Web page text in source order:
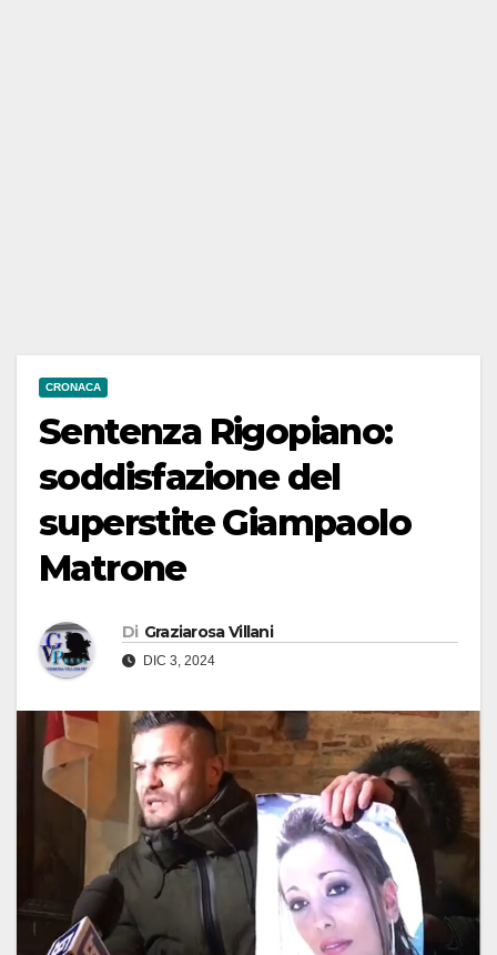
CRONACA
Sentenza Rigopiano:
soddisfazione del
superstite Giampaolo
Matrone
Di Graziarosa Villani
DIC 3, 2024